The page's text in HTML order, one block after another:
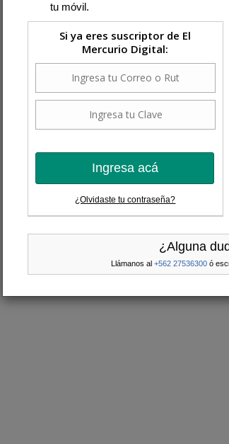
tu móvil.
Si ya eres suscriptor de El
Mercurio Digital:
Ingresa acá
¿Olvidaste tu contraseña?
¿Alguna
Llámanos al +562 27536300 ó